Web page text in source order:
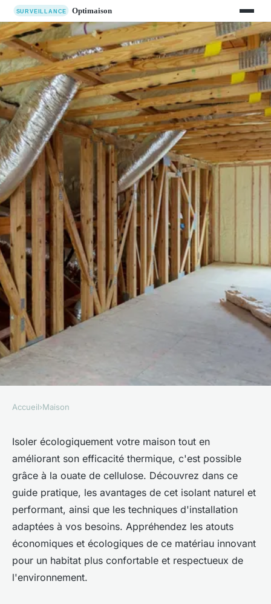
Isoler écologiquement avec la
ouate de cellulose: guide
pratique
Ali•12 juillet 2024•3 min de lecture
Accueil›Maison
Isoler écologiquement votre maison tout en
améliorant son efficacité thermique, c'est possible
grâce à la ouate de cellulose. Découvrez dans ce
guide pratique, les avantages de cet isolant naturel et
performant, ainsi que les techniques d'installation
adaptées à vos besoins. Appréhendez les atouts
économiques et écologiques de ce matériau innovant
pour un habitat plus confortable et respectueux de
l'environnement.